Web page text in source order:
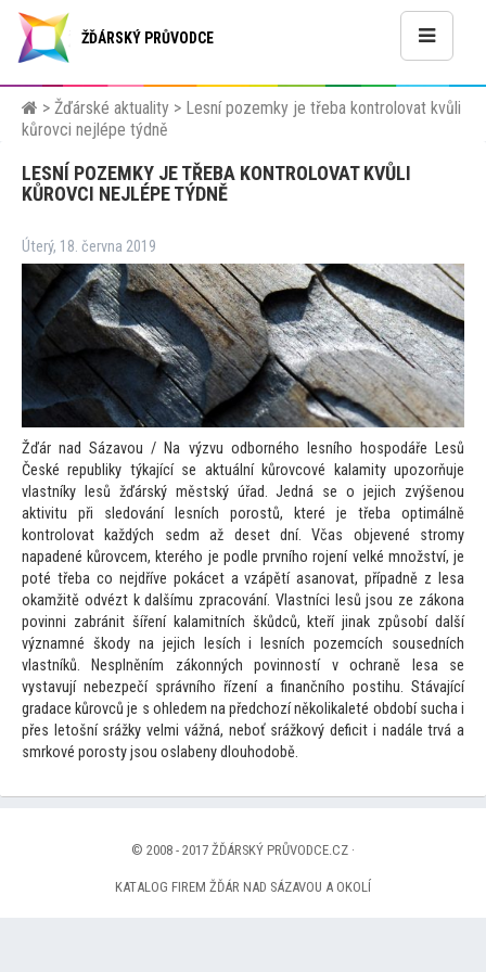
ŽĎÁRSKÝ PRŮVODCE
> Žďárské aktuality > Lesní pozemky je třeba kontrolovat kvůli
kůrovci nejlépe týdně
LESNÍ POZEMKY JE TŘEBA KONTROLOVAT KVŮLI
KŮROVCI NEJLÉPE TÝDNĚ
Úterý, 18. června 2019
Žďár nad Sázavou / Na výzvu odborného lesního hospodáře Lesů
České republiky týkající se aktuální kůrovcové kalamity upozorňuje
vlastníky lesů žďárský městský úřad. Jedná se o jejich zvýšenou
aktivitu při sledování lesních porostů, které je třeba optimálně
kontrolovat každých sedm až deset dní. Včas objevené stromy
napadené kůrovcem, kterého je podle prvního rojení velké množství, je
poté třeba co nejdříve pokácet a vzápětí asanovat, případně z lesa
okamžitě odvézt k dalšímu zpracování. Vlastníci lesů jsou ze zákona
povinni zabránit šíření kalamitních škůdců, kteří jinak způsobí další
významné škody na jejich lesích i lesních pozemcích sousedních
vlastníků. Nesplněním zákonných povinností v ochraně lesa se
vystavují nebezpečí správního řízení a finančního postihu. Stávající
gradace kůrovců je s ohledem na předchozí několikaleté období sucha i
přes letošní srážky velmi vážná, neboť srážkový deficit i nadále trvá a
smrkové porosty jsou oslabeny dlouhodobě.
© 2008 - 2017 ŽĎÁRSKÝ PRŮVODCE.CZ ·
KATALOG FIREM ŽĎÁR NAD SÁZAVOU A OKOLÍ